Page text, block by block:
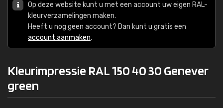
Op deze website kunt u met een account uw eigen RAL-
kleurverzamelingen maken.
Heeft u nog geen account? Dan kunt u gratis een
account aanmaken.
Kleurimpressie RAL 150 40 30 Genever
green